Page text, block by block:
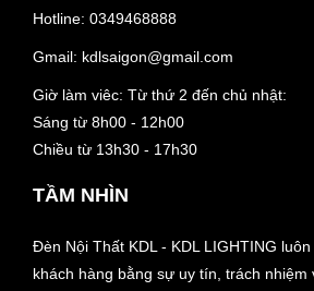
Hotline: 0349468888
Gmail: kdlsaigon@gmail.com
Giờ làm viêc: Từ thứ 2 đến chủ nhật:
Sáng từ 8h00 - 12h00
Chiều từ 13h30 - 17h30
TẦM NHÌN
Đèn Nội Thất KDL - KDL LIGHTING
khách hàng bằng sự uy tín, trách nhiệm